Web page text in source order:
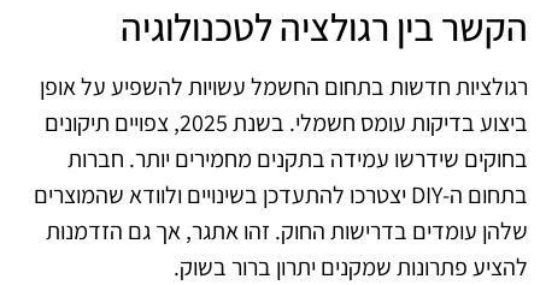
הקשר בין רגולציה לטכנולוגיה
רגולציות חדשות בתחום החשמל עשויות להשפיע על אופן
ביצוע בדיקות עומס חשמלי. בשנת 2025, צפויים תיקונים
בחוקים שידרשו עמידה בתקנים מחמירים יותר. חברות
בתחום ה-DIY יצטרכו להתעדכן בשינויים ולוודא שהמוצרים
שלהן עומדים בדרישות החוק. זהו אתגר, אך גם הזדמנות
להציע פתרונות שמקנים יתרון ברור בשוק.